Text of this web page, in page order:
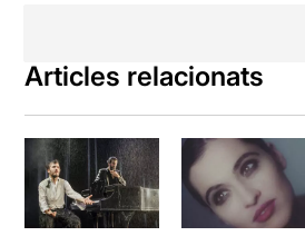
Articles relacionats